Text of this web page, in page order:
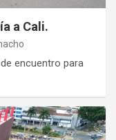
a Cali.
encuentro para